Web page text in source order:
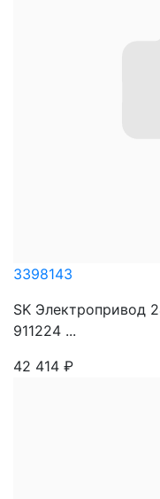
3398143
SK Электропривод
911224 ...
42 414 ₽